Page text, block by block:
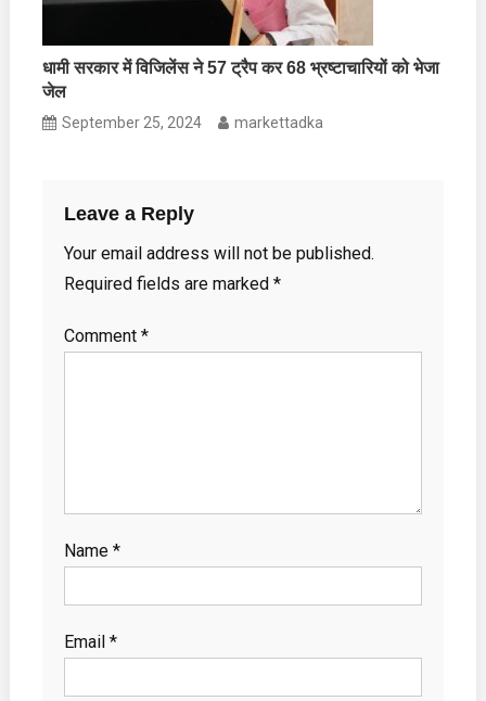
धामी सरकार में विजिलेंस ने 57 ट्रैप कर 68 भ्रष्टाचारियों को भेजा
जेल
September 25, 2024 markettadka
Leave a Reply
Your email address will not be published.
Required fields are marked *
Comment *
Name *
Email *